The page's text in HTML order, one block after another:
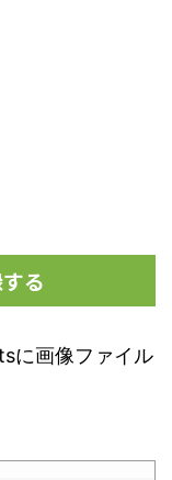
る
に画像ファイル